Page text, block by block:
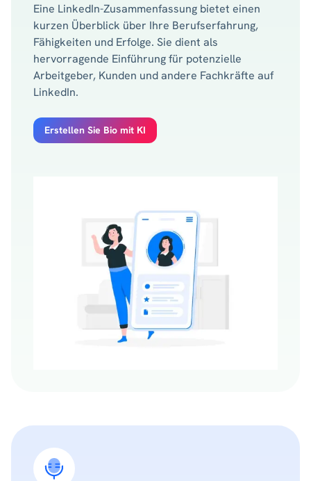
Eine LinkedIn-Zusammenfassung bietet einen
kurzen Überblick über Ihre Berufserfahrung,
Fähigkeiten und Erfolge. Sie dient als
hervorragende Einführung für potenzielle
Arbeitgeber, Kunden und andere Fachkräfte auf
LinkedIn.
Erstellen Sie Bio mit KI